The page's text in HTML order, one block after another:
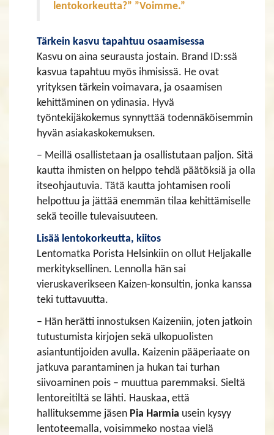
lentokorkeutta?” ”Voimme.”
Tärkein kasvu tapahtuu osaamisessa
Kasvu on aina seurausta jostain. Brand ID:ssä
kasvua tapahtuu myös ihmisissä. He ovat
yrityksen tärkein voimavara, ja osaamisen
kehittäminen on ydinasia. Hyvä
työntekijäkokemus synnyttää todennäköisemmin
hyvän asiakaskokemuksen.
– Meillä osallistetaan ja osallistutaan paljon. Sitä
kautta ihmisten on helppo tehdä päätöksiä ja olla
itseohjautuvia. Tätä kautta johtamisen rooli
helpottuu ja jättää enemmän tilaa kehittämiselle
sekä teoille tulevaisuuteen.
Lisää lentokorkeutta, kiitos
Lentomatka Porista Helsinkiin on ollut Heljakalle
merkityksellinen. Lennolla hän sai
vieruskaverikseen Kaizen-konsultin, jonka kanssa
teki tuttavuutta.
– Hän herätti innostuksen Kaizeniin, joten jatkoin
tutustumista kirjojen sekä ulkopuolisten
asiantuntijoiden avulla. Kaizenin pääperiaate on
jatkuva parantaminen ja hukan tai turhan
siivoaminen pois – muuttua paremmaksi. Sieltä
lentoreitiltä se lähti. Hauskaa, että
hallituksemme jäsen Pia Harmia usein kysyy
lentoteemalla, voisimmeko nostaa vielä